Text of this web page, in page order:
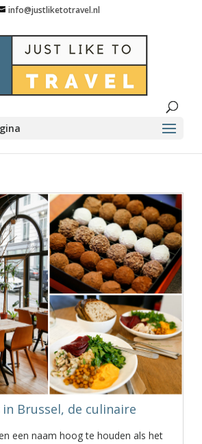
info@justliketotravel.nl
Brussel, de culinaire
een naam hoog te houden als het